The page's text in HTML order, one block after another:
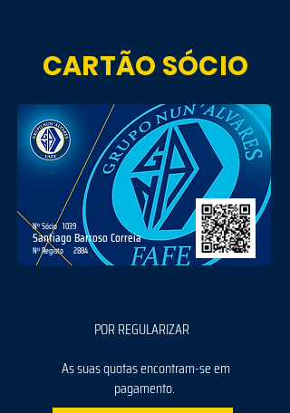
CARTÃO SÓCIO
1039
Nº Sócio
Santiago Barroso Correia
2884
Nº Registo
POR REGULARIZAR
As suas quotas encontram-se em
pagamento.